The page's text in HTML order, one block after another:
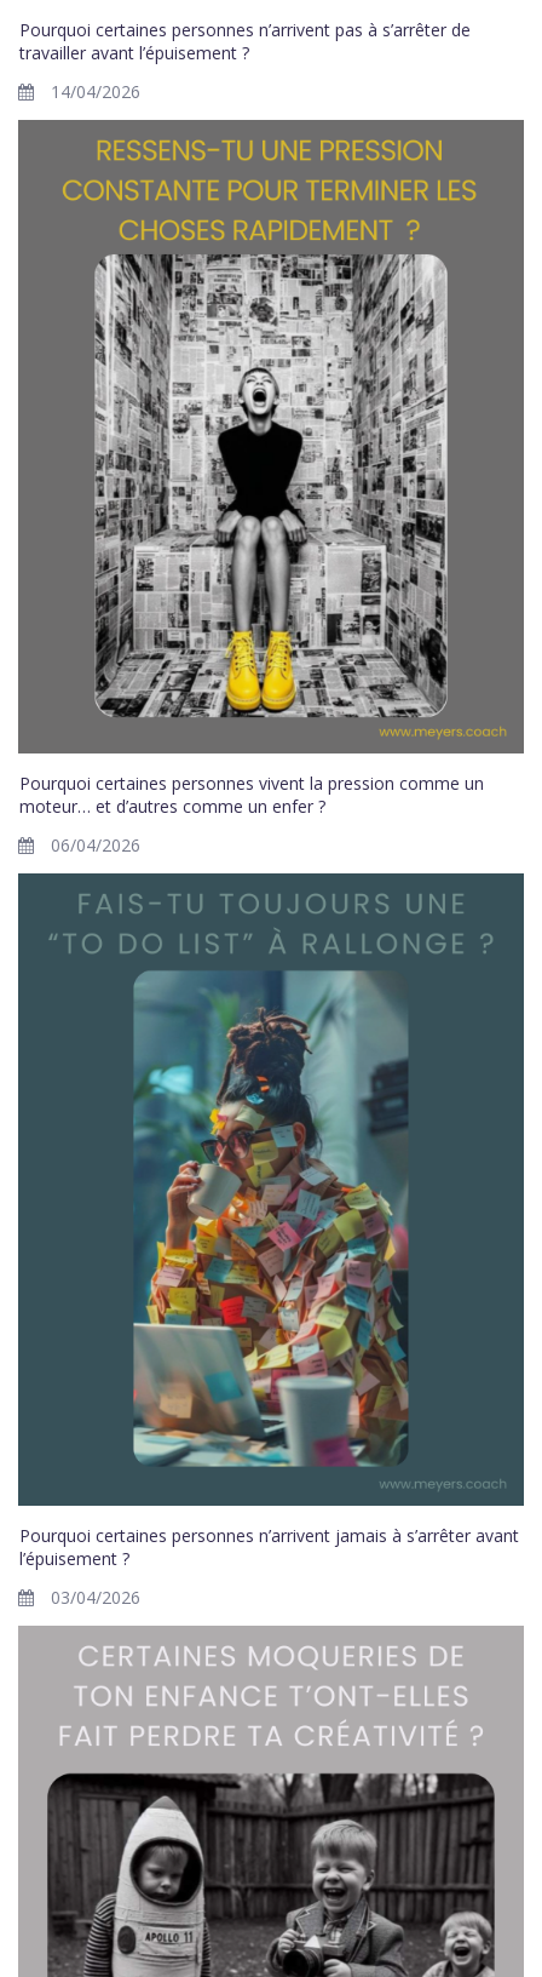
Pourquoi certaines personnes n’arrivent pas à s’arrêter de
travailler avant l’épuisement ?
14/04/2026
Pourquoi certaines personnes vivent la pression comme un
moteur… et d’autres comme un enfer ?
06/04/2026
Pourquoi certaines personnes n’arrivent jamais à s’arrêter avant
l’épuisement ?
03/04/2026